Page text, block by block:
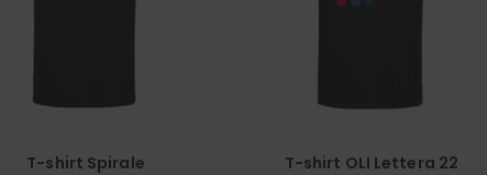
T-shirt Spirale
T-shirt OLI Lettera 22